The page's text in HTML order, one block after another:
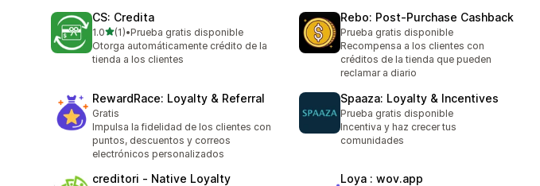
CS: Credita
1.0de 5 estrellas
(1)
1 reseñas en total
•Prueba gratis disponible
Otorga automáticamente crédito de la
tienda a los clientes
Rebo: Post‑Purchase Cashback
Prueba gratis disponible
Recompensa a los clientes con
créditos de la tienda que pueden
reclamar a diario
RewardRace: Loyalty & Referral
Gratis
Impulsa la fidelidad de los clientes con
puntos, descuentos y correos
electrónicos personalizados
Spaaza: Loyalty & Incentives
Prueba gratis disponible
Incentiva y haz crecer tus
comunidades
creditori ‑ Native Loyalty Loya : wov.app